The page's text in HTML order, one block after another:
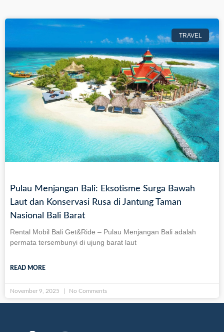
TRAVEL
Pulau Menjangan Bali: Eksotisme Surga Bawah
Laut dan Konservasi Rusa di Jantung Taman
Nasional Bali Barat
Rental Mobil Bali Get&Ride – Pulau Menjangan Bali adalah
permata tersembunyi di ujung barat laut
READ MORE
November 9, 2025 No Comments